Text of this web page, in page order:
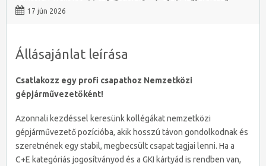
17 jún 2026
Állásajánlat leírása
Csatlakozz egy profi csapathoz Nemzetközi
gépjárművezetőként!
Azonnali kezdéssel keresünk kollégákat nemzetközi
gépjárművezető pozícióba, akik hosszú távon gondolkodnak és
szeretnének egy stabil, megbecsült csapat tagjai lenni. Ha a
C+E kategóriás jogosítványod és a GKI kártyád is rendben van,